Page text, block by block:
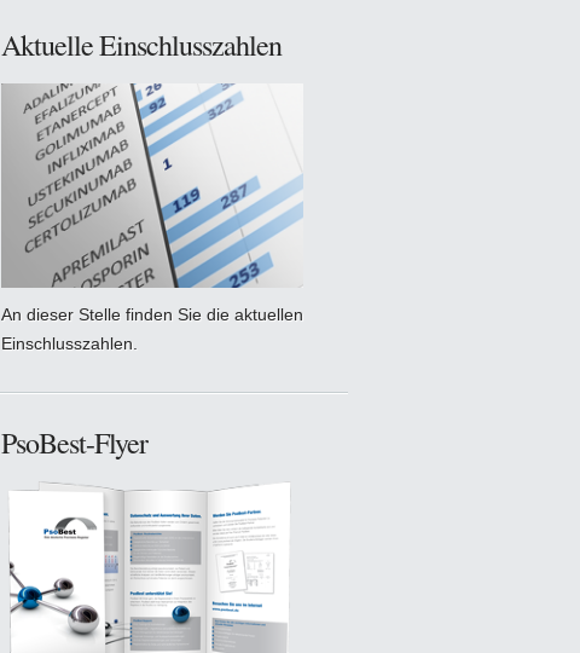
Aktuelle Einschlusszahlen
An dieser Stelle finden Sie die aktuellen
Einschlusszahlen.
PsoBest-Flyer